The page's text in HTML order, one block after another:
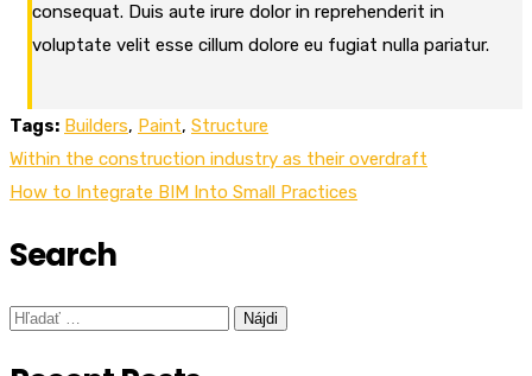
consequat. Duis aute irure dolor in reprehenderit in
voluptate velit esse cillum dolore eu fugiat nulla pariatur.
Tags: Builders, Paint, Structure
Navigácia
v
článku
Within the construction industry as their overdraft
How to Integrate BIM Into Small Practices
Search
Hľadať: